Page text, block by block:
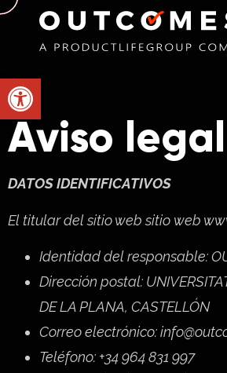
Abrir barra de herramientas
Aviso legal
DATOS IDENTIFICATIVOS
El titular del sitio web sitio web
Identidad del responsable:
Dirección postal:
DE LA PLANA, CASTELLÓN
Correo electrónico:
Teléfono: +34 964 831 997